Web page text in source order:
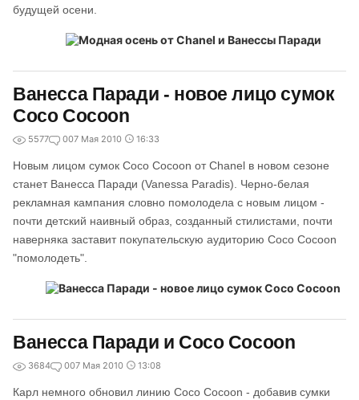
будущей осени.
Ванесса Паради - новое лицо сумок
Coco Cocoon
5577 007 Мая 2010 16:33
Новым лицом сумок Coco Cocoon от Chanel в новом сезоне
станет Ванесса Паради (Vanessa Paradis). Черно-белая
рекламная кампания словно помолодела с новым лицом -
почти детский наивный образ, созданный стилистами, почти
наверняка заставит покупательскую аудиторию Coco Cocoon
"помолодеть".
Ванесса Паради и Coco Cocoon
3684 007 Мая 2010 13:08
Карл немного обновил линию Coco Cocoon - добавив сумки